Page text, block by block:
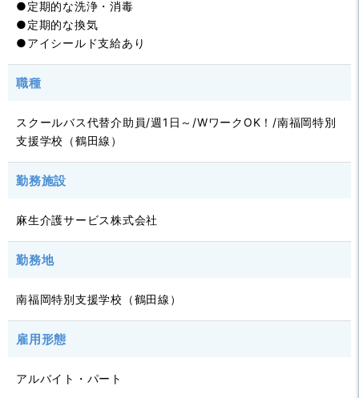
●定期的な洗浄・消毒
●定期的な換気
●アイシールド支給あり
職種
スクールバス代替介助員/週1日～/WワークOK！/南福岡特別
支援学校（鶴田線）
勤務施設
麻生介護サービス株式会社
勤務地
南福岡特別支援学校（鶴田線）
雇用形態
アルバイト・パート